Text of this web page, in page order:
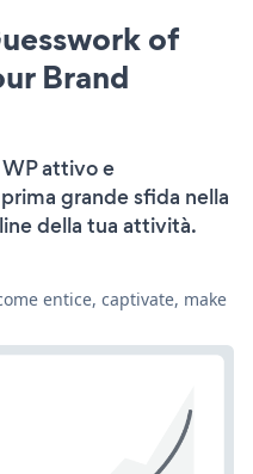
of
Brand
attivo e
grande sfida nella
della tua attività.
entice, captivate, make